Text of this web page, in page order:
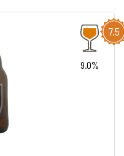
7,5
9.0%